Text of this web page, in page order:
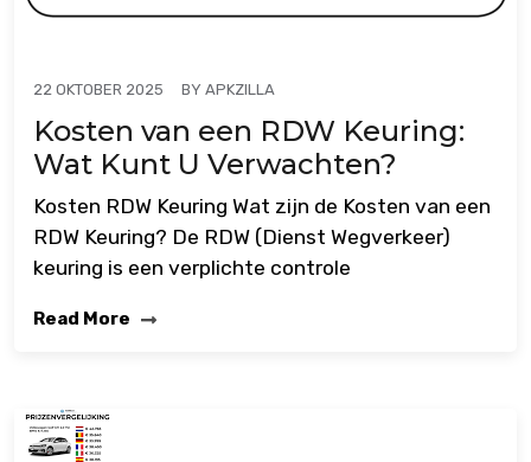
22 OKTOBER 2025 BY APKZILLA
Kosten van een RDW Keuring:
Wat Kunt U Verwachten?
Kosten RDW Keuring Wat zijn de Kosten van een
RDW Keuring? De RDW (Dienst Wegverkeer)
keuring is een verplichte controle
Read More